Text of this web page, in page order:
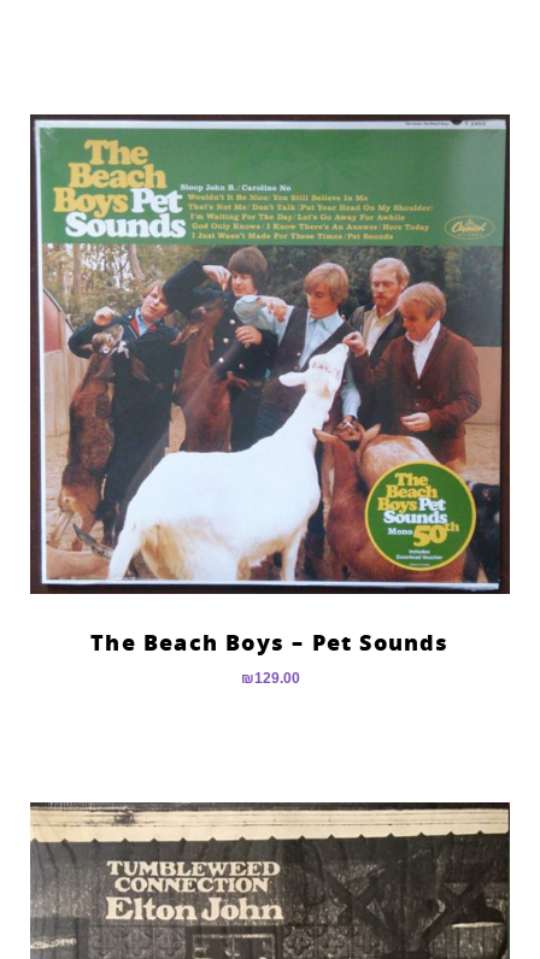
The Beach Boys – Pet Sounds
₪129.00